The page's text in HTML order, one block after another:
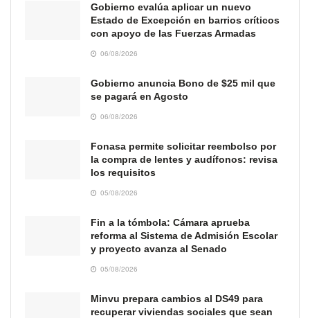
Gobierno evalúa aplicar un nuevo
Estado de Excepción en barrios críticos
con apoyo de las Fuerzas Armadas
06/08/2026
Gobierno anuncia Bono de $25 mil que
se pagará en Agosto
06/08/2026
Fonasa permite solicitar reembolso por
la compra de lentes y audífonos: revisa
los requisitos
05/08/2026
Fin a la tómbola: Cámara aprueba
reforma al Sistema de Admisión Escolar
y proyecto avanza al Senado
05/08/2026
Minvu prepara cambios al DS49 para
recuperar viviendas sociales que sean